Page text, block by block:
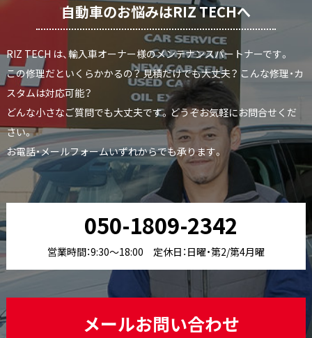
自動車のお悩みはRIZ TECHへ
RIZ TECH は、輸入車オーナー様のメンテナンスパートナーです。
この修理だといくらかかるの？ 見積だけでも大丈夫？ こんな修理・カ
スタムは対応可能？
どんな小さなご質問でも大丈夫です。どうぞお気軽にお問合せくだ
さい。
お電話・メールフォームいずれからでも承ります。
050-1809-2342
営業時間：9:30〜18:00 定休日：日曜・第2/第4月曜
メールお問い合わせ